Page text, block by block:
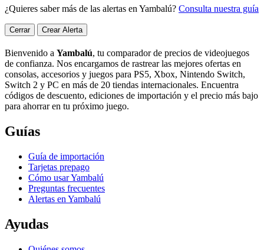
¿Quieres saber más de las alertas en Yambalú? Consulta nuestra guía
Cerrar Crear Alerta
Bienvenido a Yambalú, tu comparador de precios de videojuegos
de confianza. Nos encargamos de rastrear las mejores ofertas en
consolas, accesorios y juegos para PS5, Xbox, Nintendo Switch,
Switch 2 y PC en más de 20 tiendas internacionales. Encuentra
códigos de descuento, ediciones de importación y el precio más bajo
para ahorrar en tu próximo juego.
Guías
Guía de importación
Tarjetas prepago
Cómo usar Yambalú
Preguntas frecuentes
Alertas en Yambalú
Ayudas